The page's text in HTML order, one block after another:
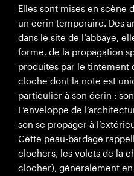
Elles sont mises en scène
un écrin temporaire. Des
dans le site de l’abbaye,
forme, de la propagation
produites par le tintement
cloche dont la note est
particulier à son écrin :
L’enveloppe de
son se propager à
Cette peau-bardage
clochers, les volets de la
clocher), généralement